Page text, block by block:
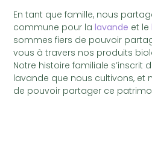
En tant que famille, nous
commune pour lalavande et le
sommes fiers de pouvoir
vous à travers nos produits
Notre histoire familiale s’inscrit
lavande que nous cultivons, et
de pouvoir partager ce